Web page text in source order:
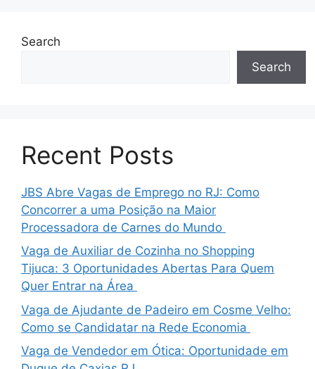
Search
Search
Recent Posts
JBS Abre Vagas de Emprego no RJ: Como
Concorrer a uma Posição na Maior
Processadora de Carnes do Mundo
Vaga de Auxiliar de Cozinha no Shopping
Tijuca: 3 Oportunidades Abertas Para Quem
Quer Entrar na Área
Vaga de Ajudante de Padeiro em Cosme Velho:
Como se Candidatar na Rede Economia
Vaga de Vendedor em Ótica: Oportunidade em